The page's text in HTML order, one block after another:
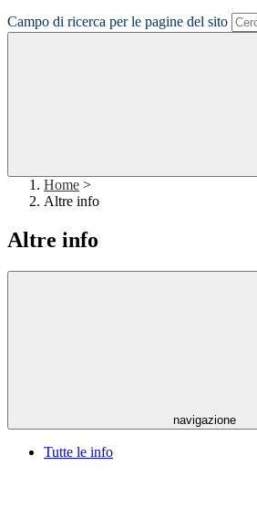
Campo di ricerca per le pagine del sito
Home >
Altre info
Altre info
navigazione
Tutte le info